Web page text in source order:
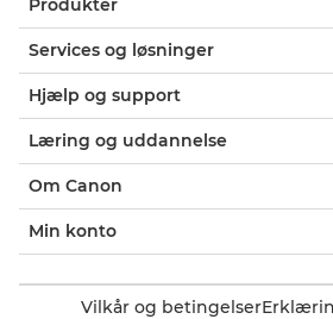
Produkter
Services og løsninger
Hjælp og support
Læring og uddannelse
Om Canon
Min konto
Vilkår og betingelser